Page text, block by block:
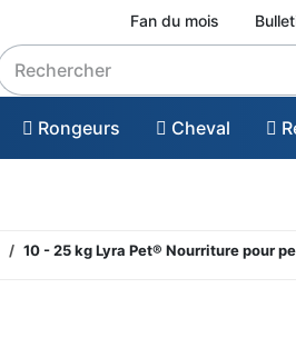
Fan du mois
Rongeurs Cheval
10 - 25 kg Lyra Pet® Nourriture pour